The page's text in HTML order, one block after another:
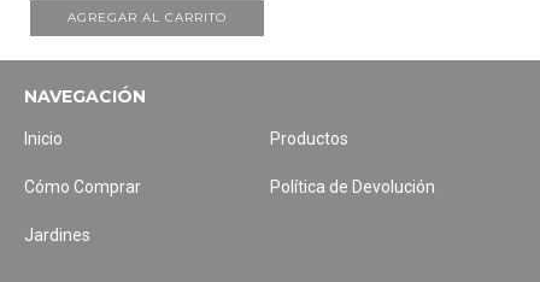
NAVEGACIÓN
Inicio Productos
Cómo Comprar Política de Devolución
Jardines